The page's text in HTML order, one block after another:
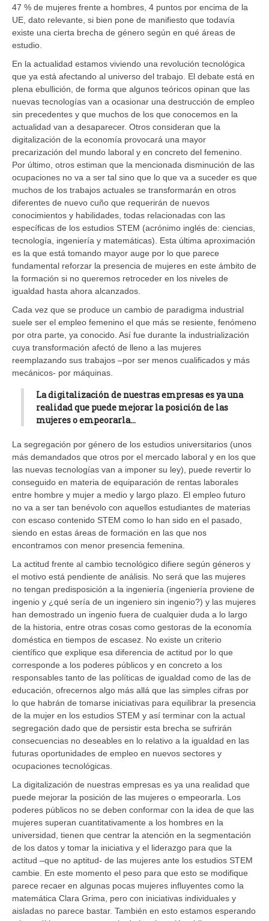
47 % de mujeres frente a hombres, 4 puntos por encima de la
UE, dato relevante, si bien pone de manifiesto que todavía
existe una cierta brecha de género según en qué áreas de
estudio.
En la actualidad estamos viviendo una revolución tecnológica
que ya está afectando al universo del trabajo. El debate está en
plena ebullición, de forma que algunos teóricos opinan que las
nuevas tecnologías van a ocasionar una destrucción de empleo
sin precedentes y que muchos de los que conocemos en la
actualidad van a desaparecer. Otros consideran que la
digitalización de la economía provocará una mayor
precarización del mundo laboral y en concreto del femenino.
Por último, otros estiman que la mencionada disminución de las
ocupaciones no va a ser tal sino que lo que va a suceder es que
muchos de los trabajos actuales se transformarán en otros
diferentes de nuevo cuño que requerirán de nuevos
conocimientos y habilidades, todas relacionadas con las
específicas de los estudios STEM (acrónimo inglés de: ciencias,
tecnología, ingeniería y matemáticas). Esta última aproximación
es la que está tomando mayor auge por lo que parece
fundamental reforzar la presencia de mujeres en este ámbito de
la formación si no queremos retroceder en los niveles de
igualdad hasta ahora alcanzados.
Cada vez que se produce un cambio de paradigma industrial
suele ser el empleo femenino el que más se resiente, fenómeno
por otra parte, ya conocido. Así fue durante la industrialización
cuya transformación afectó de lleno a las mujeres
reemplazando sus trabajos –por ser menos cualificados y más
mecánicos- por máquinas.
La digitalización de nuestras empresas es ya una
realidad que puede mejorar la posición de las
mujeres o empeorarla…
La segregación por género de los estudios universitarios (unos
más demandados que otros por el mercado laboral y en los que
las nuevas tecnologías van a imponer su ley), puede revertir lo
conseguido en materia de equiparación de rentas laborales
entre hombre y mujer a medio y largo plazo. El empleo futuro
no va a ser tan benévolo con aquellos estudiantes de materias
con escaso contenido STEM como lo han sido en el pasado,
siendo en estas áreas de formación en las que nos
encontramos con menor presencia femenina.
La actitud frente al cambio tecnológico difiere según géneros y
el motivo está pendiente de análisis. No será que las mujeres
no tengan predisposición a la ingeniería (ingeniería proviene de
ingenio y ¿qué sería de un ingeniero sin ingenio?) y las mujeres
han demostrado un ingenio fuera de cualquier duda a lo largo
de la historia, entre otras cosas como gestoras de la economía
doméstica en tiempos de escasez. No existe un criterio
científico que explique esa diferencia de actitud por lo que
corresponde a los poderes públicos y en concreto a los
responsables tanto de las políticas de igualdad como de las de
educación, ofrecernos algo más allá que las simples cifras por
lo que habrán de tomarse iniciativas para equilibrar la presencia
de la mujer en los estudios STEM y así terminar con la actual
segregación dado que de persistir esta brecha se sufrirán
consecuencias no deseables en lo relativo a la igualdad en las
futuras oportunidades de empleo en nuevos sectores y
ocupaciones tecnológicas.
La digitalización de nuestras empresas es ya una realidad que
puede mejorar la posición de las mujeres o empeorarla. Los
poderes públicos no se deben conformar con la idea de que las
mujeres superan cuantitativamente a los hombres en la
universidad, tienen que centrar la atención en la segmentación
de los datos y tomar la iniciativa y el liderazgo para que la
actitud –que no aptitud- de las mujeres ante los estudios STEM
cambie. En este momento el peso para que esto se modifique
parece recaer en algunas pocas mujeres influyentes como la
matemática Clara Grima, pero con iniciativas individuales y
aisladas no parece bastar. También en esto estamos esperando